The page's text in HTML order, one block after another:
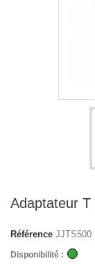
Adaptateur
Référence JJTS500
Disponibilité :